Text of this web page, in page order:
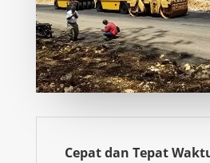
Cepat dan Tepat